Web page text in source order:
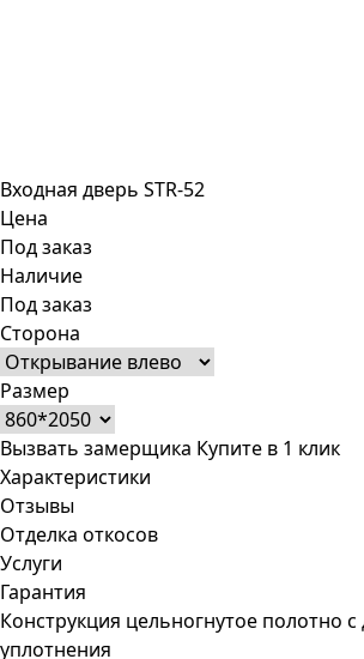
Входная дверь STR-52
Цена
Под заказ
Наличие
Под заказ
Сторона
Размер
Вызвать замерщика Купите в 1 клик
Характеристики
Отзывы
Отделка откосов
Услуги
Гарантия
Конструкция цельногнутое полотно
уплотнения